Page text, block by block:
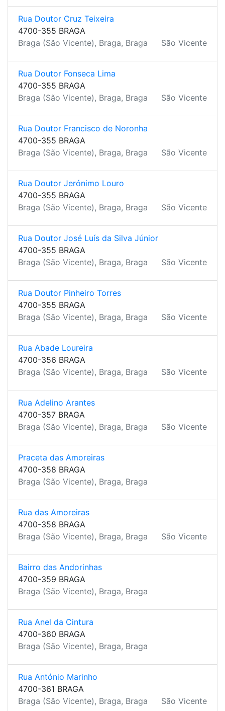
Rua Doutor Cruz Teixeira
4700-355 BRAGA
Braga (São Vicente), Braga, Braga
São Vicente
Rua Doutor Fonseca Lima
4700-355 BRAGA
Braga (São Vicente), Braga, Braga
São Vicente
Rua Doutor Francisco de Noronha
4700-355 BRAGA
Braga (São Vicente), Braga, Braga
São Vicente
Rua Doutor Jerónimo Louro
4700-355 BRAGA
Braga (São Vicente), Braga, Braga
São Vicente
Rua Doutor José Luís da Silva Júnior
4700-355 BRAGA
Braga (São Vicente), Braga, Braga
São Vicente
Rua Doutor Pinheiro Torres
4700-355 BRAGA
Braga (São Vicente), Braga, Braga
São Vicente
Rua Abade Loureira
4700-356 BRAGA
Braga (São Vicente), Braga, Braga
São Vicente
Rua Adelino Arantes
4700-357 BRAGA
Braga (São Vicente), Braga, Braga
São Vicente
Praceta das Amoreiras
4700-358 BRAGA
Braga (São Vicente), Braga, Braga
Rua das Amoreiras
4700-358 BRAGA
Braga (São Vicente), Braga, Braga
São Vicente
Bairro das Andorinhas
4700-359 BRAGA
Braga (São Vicente), Braga, Braga
Rua Anel da Cintura
4700-360 BRAGA
Braga (São Vicente), Braga, Braga
Rua António Marinho
4700-361 BRAGA
Braga (São Vicente), Braga, Braga
São Vicente